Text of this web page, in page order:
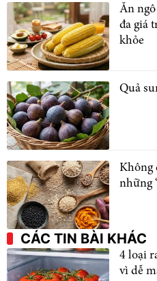
Ăn
đa giá
khỏe
Quả
Không
những
CÁC TIN BÀI KHÁC
4 loại
vì dễ